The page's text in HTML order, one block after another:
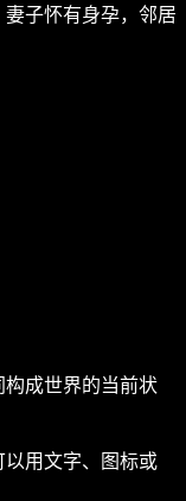
子怀有身孕，邻居
成世界的当前状
用文字、图标或